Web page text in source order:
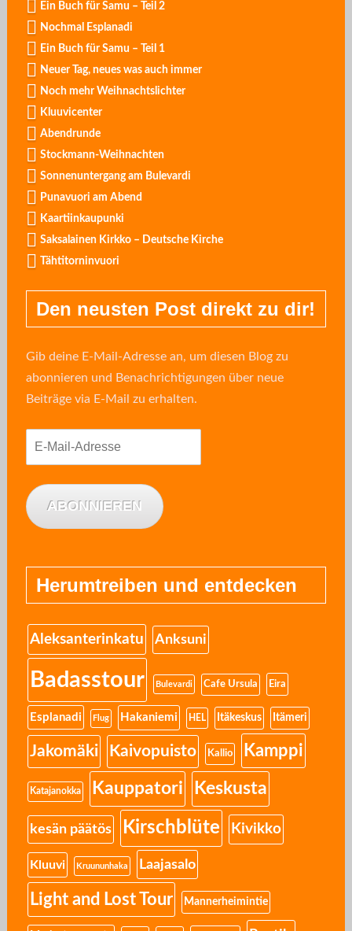
Ein Buch für Samu – Teil 2
Nochmal Esplanadi
Ein Buch für Samu – Teil 1
Neuer Tag, neues was auch immer
Noch mehr Weihnachtslichter
Kluuvicenter
Abendrunde
Stockmann-Weihnachten
Sonnenuntergang am Bulevardi
Punavuori am Abend
Kaartiinkaupunki
Saksalainen Kirkko – Deutsche Kirche
Tähtitorninvuori
Den neusten Post direkt zu dir!
Gib deine E-Mail-Adresse an, um diesen Blog zu
abonnieren und Benachrichtigungen über neue
Beiträge via E-Mail zu erhalten.
ABONNIEREN
Herumtreiben und entdecken
Aleksanterinkatu Anksuni
Badasstour Bulevardi Cafe Ursula Eira
Esplanadi Flug Hakaniemi HEL Itäkeskus Itämeri
Jakomäki Kaivopuisto Kallio Kamppi
Katajanokka Kauppatori Keskusta
kesän päätös Kirschblüte Kivikko
Kluuvi Kruununhaka Laajasalo
Light and Lost Tour Mannerheimintie